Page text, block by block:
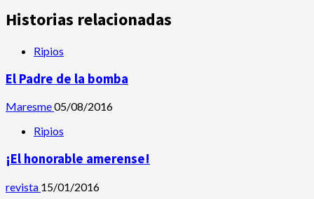
Historias relacionadas
Ripios
El Padre de la bomba
Maresme05/08/2016
Ripios
¡El honorable amerense!
revista 15/01/2016